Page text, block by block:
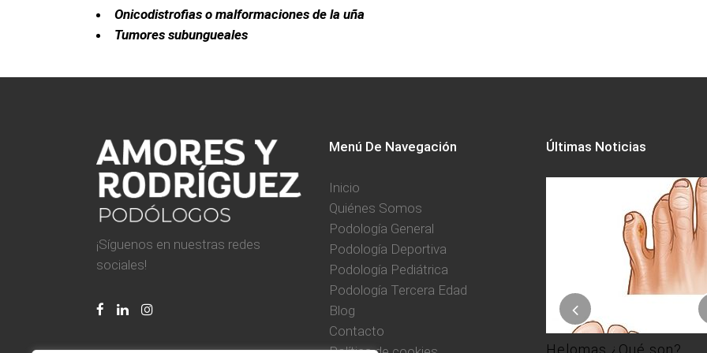
Onicodistrofias o malformaciones de la uña
Tumores subungueales
¡Síguenos en nuestras redes
sociales!
Menú De Navegación
Inicio
Quiénes Somos
Podología General
Podología Deportiva
Podología Pediátrica
Podología Tercera Edad
Blog
Contacto
Últimas Noticias
Verano, cuida tus pies
Publicado en
Consejos podológicos
Helomas ¿Qué son?